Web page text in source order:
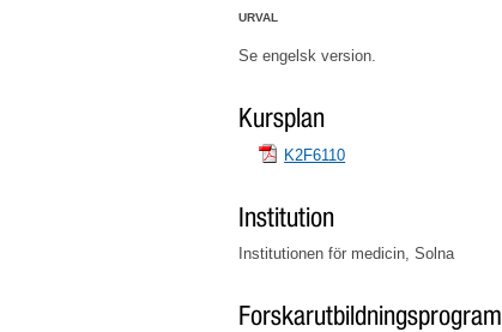
URVAL
Se engelsk version.
Kursplan
K2F6110
Institution
Institutionen för medicin, Solna
Forskarutbildningsprogram